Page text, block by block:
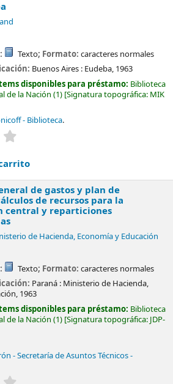
Texto; Formato: caracteres normales
Buenos Aires : Eudeba, 1963
disponibles para préstamo: Biblioteca
de la Nación (1) Signatura topográfica: MIK
- Biblioteca.
de gastos y plan de
de recursos para la
central y reparticiones
de Hacienda, Economía y Educación
Texto; Formato: caracteres normales
Paraná : Ministerio de Hacienda,
1963
disponibles para préstamo: Biblioteca
de la Nación (1) Signatura topográfica: JDP-
- Secretaría de Asuntos Técnicos -